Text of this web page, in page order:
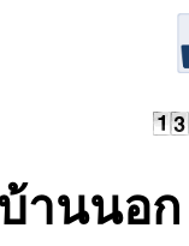
บ้านนอก